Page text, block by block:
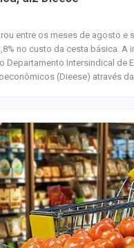
entre os meses de agosto e
no custo da cesta básica. A
Departamento Intersindical de
(Dieese) através